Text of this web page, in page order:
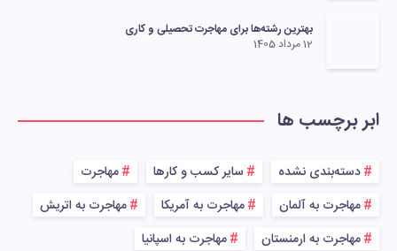
بهترین رشته‌ها برای مهاجرت تحصیلی و کاری
12 مرداد 1405
ابر برچسب ها
دسته‌بندی نشده سایر کسب و کارها
مهاجرت
مهاجرت به آلمان
مهاجرت به آمریکا
مهاجرت به اتریش
مهاجرت به ارمنستان
مهاجرت به اسپانیا